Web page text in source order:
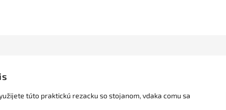
túto praktickú rezacku so stojanom, vdaka comu sa